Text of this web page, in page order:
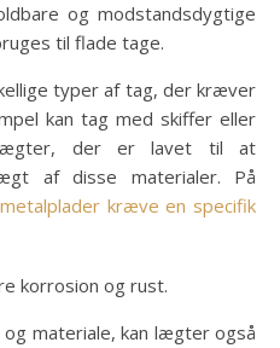
og modstandsdygtige
til flade tage.
typer af tag, der kræver
kan tag med skiffer eller
der er lavet til at
af disse materialer. På
kræve en specifik
korrosion og rust.
materiale, kan lægter også